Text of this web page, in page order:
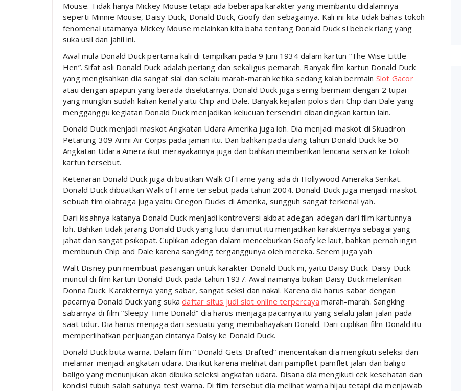
Mouse. Tidak hanya Mickey Mouse tetapi ada beberapa karakter yang membantu didalamnya
seperti Minnie Mouse, Daisy Duck, Donald Duck, Goofy dan sebagainya. Kali ini kita tidak bahas tokoh
fenomenal utamanya Mickey Mouse melainkan kita baha tentang Donald Duck si bebek riang yang
suka usil dan jahil ini.
Awal mula Donald Duck pertama kali di tampilkan pada 9 Juni 1934 dalam kartun “The Wise Little
Hen”. Sifat asli Donald Duck adalah periang dan sekaligus pemarah. Banyak film kartun Donald Duck
yang mengisahkan dia sangat sial dan selalu marah-marah ketika sedang kalah bermain Slot Gacor
atau dengan apapun yang berada disekitarnya. Donald Duck juga sering bermain dengan 2 tupai
yang mungkin sudah kalian kenal yaitu Chip and Dale. Banyak kejailan polos dari Chip dan Dale yang
mengganggu kegiatan Donald Duck menjadikan kelucuan tersendiri dibandingkan kartun lain.
Donald Duck menjadi maskot Angkatan Udara Amerika juga loh. Dia menjadi maskot di Skuadron
Petarung 309 Armi Air Corps pada jaman itu. Dan bahkan pada ulang tahun Donald Duck ke 50
Angkatan Udara Amera ikut merayakannya juga dan bahkan memberikan lencana sersan ke tokoh
kartun tersebut.
Ketenaran Donald Duck juga di buatkan Walk Of Fame yang ada di Hollywood Ameraka Serikat.
Donald Duck dibuatkan Walk of Fame tersebut pada tahun 2004. Donald Duck juga menjadi maskot
sebuah tim olahraga juga yaitu Oregon Ducks di Amerika, sungguh sangat terkenal yah.
Dari kisahnya katanya Donald Duck menjadi kontroversi akibat adegan-adegan dari film kartunnya
loh. Bahkan tidak jarang Donald Duck yang lucu dan imut itu menjadikan karakternya sebagai yang
jahat dan sangat psikopat. Cuplikan adegan dalam menceburkan Goofy ke laut, bahkan pernah ingin
membunuh Chip and Dale karena sangking terganggunya oleh mereka. Serem juga yah
Walt Disney pun membuat pasangan untuk karakter Donald Duck ini, yaitu Daisy Duck. Daisy Duck
muncul di film kartun Donald Duck pada tahun 1937. Awal namanya bukan Daisy Duck melainkan
Donna Duck. Karakternya yang sabar, sangat seksi dan nakal. Karena dia harus sabar dengan
pacarnya Donald Duck yang sukadaftar situs judi slot online terpercaya marah-marah. Sangking
sabarnya di film “Sleepy Time Donald” dia harus menjaga pacarnya itu yang selalu jalan-jalan pada
saat tidur. Dia harus menjaga dari sesuatu yang membahayakan Donald. Dari cuplikan film Donald itu
memperlihatkan perjuangan cintanya Daisy ke Donald Duck.
Donald Duck buta warna. Dalam film “ Donald Gets Drafted” menceritakan dia mengikuti seleksi dan
melamar menjadi angkatan udara. Dia ikut karena melihat dari pampflet-pamflet jalan dan baligo-
baligo yang menunjukan akan dibuka seleksi angkatan udara. Disana dia mengikuti cek kesehatan dan
kondisi tubuh salah satunya test warna. Di film tersebut dia melihat warna hijau tetapi dia menjawab